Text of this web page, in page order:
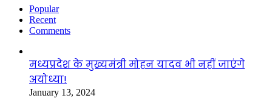
Popular
Recent
Comments
मध्यप्रदेश के मुख्यमंत्री मोहन यादव भी नहीं जाएंगे
अयोध्या!
January 13, 2024